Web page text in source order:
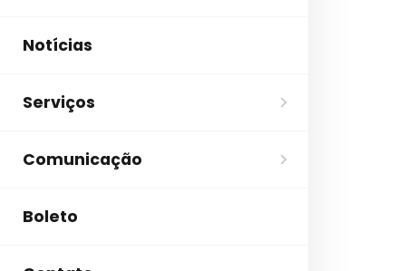
Notícias
Serviços
Comunicação
Boleto